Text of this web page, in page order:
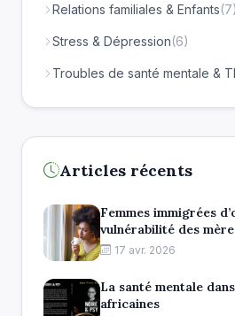
Relations familiales & Enfants(7)
Stress & Dépression(6)
Troubles de santé mentale &
Articles récents
Femmes immigrées
vulnérabilité des
17 avr. 2026
La santé mentale
africaines